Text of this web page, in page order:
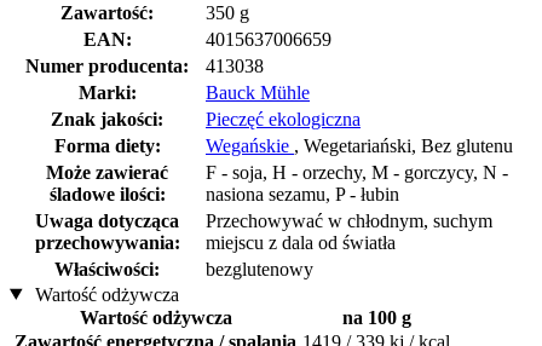
Zawartość:
350 g
EAN:
4015637006659
Numer producenta:
413038
Marki:
Bauck Mühle
Znak jakości:
Pieczęć ekologiczna
Forma diety:
Wegańskie , Wegetariański, Bez glutenu
Może zawierać
śladowe ilości:
F - soja, H - orzechy, M - gorczycy, N -
nasiona sezamu, P - łubin
Uwaga dotycząca
przechowywania:
Przechowywać w chłodnym, suchym
miejscu z dala od światła
Właściwości:
bezglutenowy
Wartość odżywcza
Wartość odżywcza
na 100 g
Zawartość energetyczna / spalania 1419 / 339 kj / kcal